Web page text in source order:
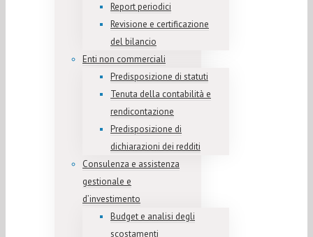
Report periodici
Revisione e certificazione
del bilancio
Enti non commerciali
Predisposizione di statuti
Tenuta della contabilità e
rendicontazione
Predisposizione di
dichiarazioni dei redditi
Consulenza e assistenza
gestionale e
d’investimento
Budget e analisi degli
scostamenti